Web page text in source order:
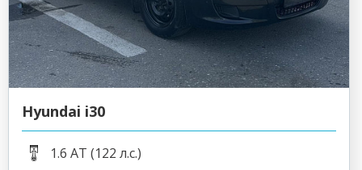
Hyundai i30
1.6 AT (122 л.с.)